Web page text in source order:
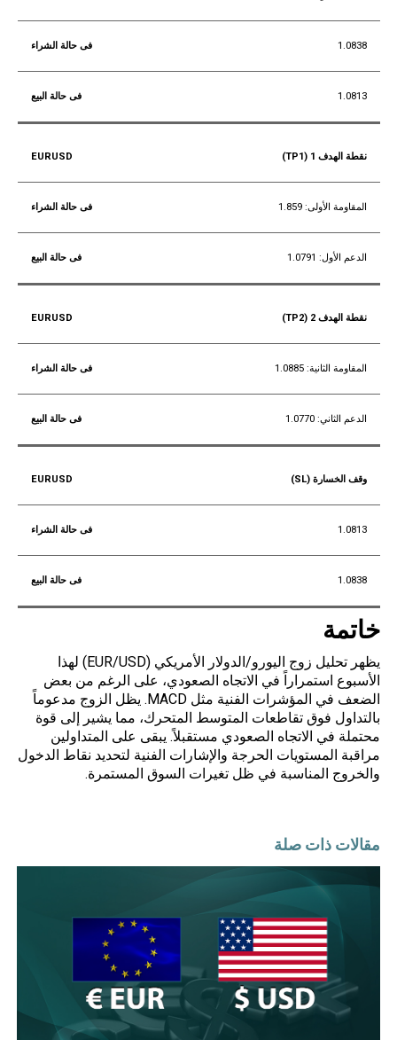
1.0838
1.0813
نقطة الهدف 1 (TP1)
المقاومة الأولى: 1.859
الدعم الأول: 1.0791
نقطة الهدف 2 (TP2)
المقاومة الثانية: 1.0885
الدعم الثاني: 1.0770
وقف الخسارة (SL)
1.0813
1.0838
خاتمة
يظهر تحليل زوج اليورو/الدولار الأمريكي (EUR/USD) لهذا
الأسبوع استمراراً في الاتجاه الصعودي، على الرغم من بعض
الضعف في المؤشرات الفنية مثل MACD. يظل الزوج مدعوماً
بالتداول فوق تقاطعات المتوسط المتحرك، مما يشير إلى قوة
محتملة في الاتجاه الصعودي مستقبلاً. يبقى على المتداولين
مراقبة المستويات الحرجة والإشارات الفنية لتحديد نقاط الدخول
والخروج المناسبة في ظل تغيرات السوق المستمرة.
مقالات ذات صلة